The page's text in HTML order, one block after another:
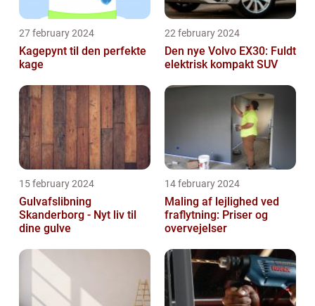
27 february 2024
Kagepynt til den perfekte
kage
22 february 2024
Den nye Volvo EX30: Fuldt
elektrisk kompakt SUV
15 february 2024
Gulvafslibning
Skanderborg - Nyt liv til
dine gulve
14 february 2024
Maling af lejlighed ved
fraflytning: Priser og
overvejelser